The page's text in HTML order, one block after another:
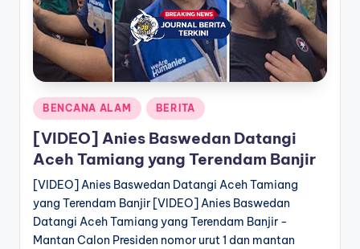
Posted
in
BENCANA ALAM BERITA
[VIDEO] Anies Baswedan Datangi
Aceh Tamiang yang Terendam Banjir
[VIDEO] Anies Baswedan Datangi Aceh Tamiang
yang Terendam Banjir [VIDEO] Anies Baswedan
Datangi Aceh Tamiang yang Terendam Banjir -
Mantan Calon Presiden nomor urut 1 dan mantan